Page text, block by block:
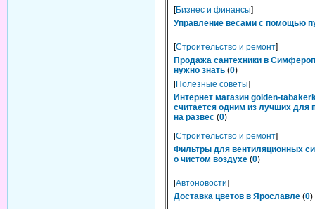
[Бизнес и финансы]
Управление весами с помощью
[Строительство и ремонт]
Продажа сантехники в
нужно знать (0)
[Полезные советы]
Интернет магазин golden-
считается одним из лучших для
на развес (0)
[Строительство и ремонт]
Фильтры для вентиляционных
о чистом воздухе (0)
[Автоновости]
Доставка цветов в Ярославле (0)